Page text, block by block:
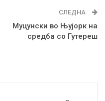
СЛЕДНА
Муцунски во Њујорк на
средба со Гутереш